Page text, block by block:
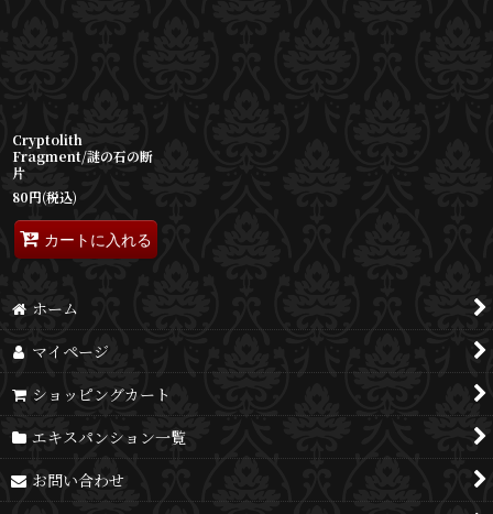
Cryptolith
Fragment/謎の石の断
片
80円(税込)
カートに入れる
ホーム
マイページ
ショッピングカート
エキスパンション一覧
お問い合わせ